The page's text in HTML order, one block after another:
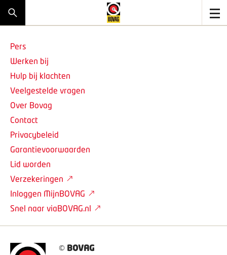
© BOVAG
Pers
Werken bij
Hulp bij klachten
Veelgestelde vragen
Over Bovag
Contact
Privacybeleid
Garantievoorwaarden
Lid worden
Verzekeringen
Inloggen MijnBOVAG
Snel naar viaBOVAG.nl